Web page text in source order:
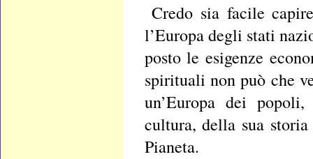
Credo sia facile
l’Europa degli stati
posto le esigenze
spirituali non può che
un’Europa dei
cultura, della sua
Pianeta.